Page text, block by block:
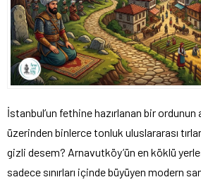
İstanbul’un fethine hazırlanan bir ordunun
üzerinden binlerce tonluk uluslararası
gizli desem? Arnavutköy’ün en köklü
sadece sınırları içinde büyüyen modern